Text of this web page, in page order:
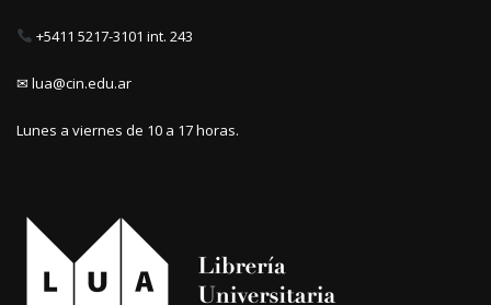
+5411 5217-3101 int. 243
✉ lua@cin.edu.ar
Lunes a viernes de 10 a 17 horas.